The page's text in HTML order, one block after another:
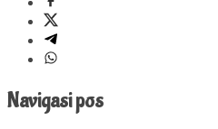
Navigasi pos